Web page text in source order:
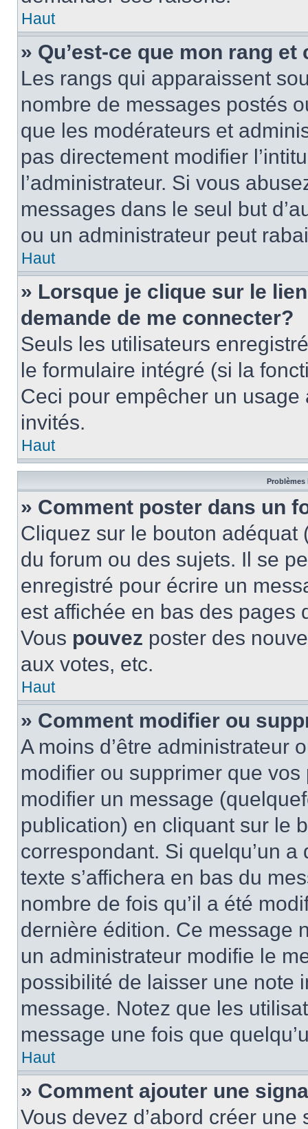
Haut
» Qu’est-ce que mon rang
Les rangs qui apparaissent
nombre de messages postés
que les modérateurs et
pas directement modifier
l’administrateur. Si vous
messages dans le seul but
ou un administrateur peut
Haut
» Lorsque je clique sur le
demande de me connecter?
Seuls les utilisateurs
le formulaire intégré (si la
Ceci pour empêcher un
invités.
Haut
Problèmes
» Comment poster dans un
Cliquez sur le bouton
du forum ou des sujets. Il se
enregistré pour écrire un
est affichée en bas des pages
Vous pouvez poster des
aux votes, etc.
Haut
» Comment modifier ou
A moins d’être administrateur
modifier ou supprimer que
modifier un message
publication) en cliquant sur le
correspondant. Si quelqu’un
texte s’affichera en bas du
nombre de fois qu’il a été
dernière édition. Ce message
un administrateur modifie le
possibilité de laisser une note
message. Notez que les
message une fois que
Haut
» Comment ajouter une
Vous devez d’abord créer